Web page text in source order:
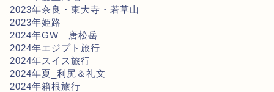
2023年奈良・東大寺・若草山
2023年姫路
2024年GW 唐松岳
2024年エジプト旅行
2024年スイス旅行
2024年夏_利尻＆礼文
2024年箱根旅行